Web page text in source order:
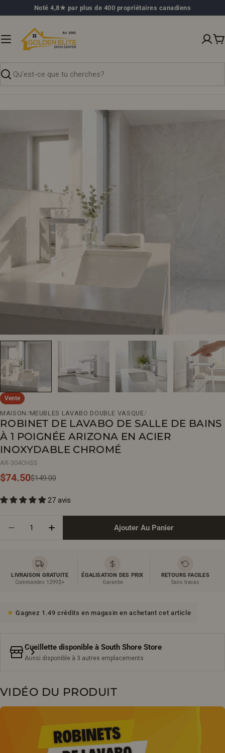
au
Noté 4,8★ par plus de 400 propriétaires canadiens
Recherche
le média 0 en mode modal
Vente
MAISON /MEUBLES LAVABO DOUBLE VASQUE/
ROBINET DE LAVABO DE SALLE DE BAINS
À 1 POIGNÉE ARIZONA EN ACIER
INOXYDABLE CHROMÉ
AR-304CHSS
Prix
de
$74.50
Prix
régulier
$149.00
27 avis
Diminuer La Quantité Pour Robinet De Lavabo De
Augmenter La Quantité Pour Robinet De
Ajouter Au Panier
LIVRAISON GRATUITE
Commandes 1299$+
ÉGALISATION DES PRIX
Garantie
RETOURS FACILES
Sans tracas
Gagnez 1.49 crédits en magasin en achetant cet article
Cueillette disponible à South Shore Store
Aussi disponible à 3 autres emplacements
VIDÉO DU PRODUIT